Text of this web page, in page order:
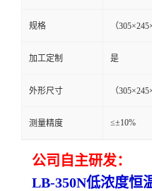
规格 （
加工定制 是
外形尺寸 （
测量精度 ≤±10%
公司自主研发：
LB-350N低浓度恒